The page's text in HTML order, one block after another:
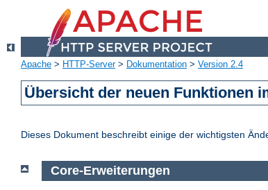
Apache > HTTP-Server> Dokumentation > Version 2.4
Übersicht der neuen Funktionen
Dieses Dokument beschreibt einige der wichtigsten
Core-Erweiterungen